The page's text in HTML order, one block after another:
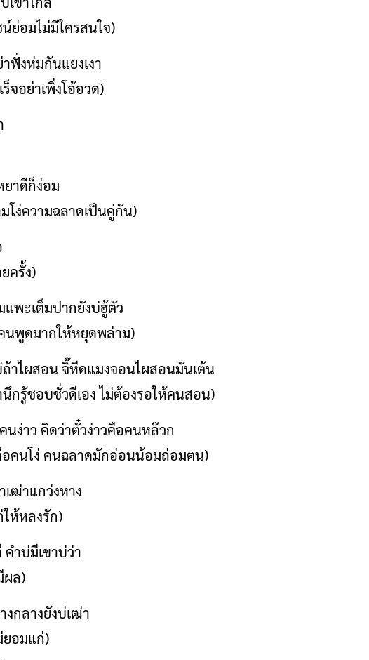
ย่อมไม่มีใครสนใจ)
ฟั่งห่มกันแยงเงา
จอย่าเพิ่งโอ้อวด)
าดีก็ง่อม
โง่ความฉลาดเป็นคู่กัน)
ครั้ง)
พะเต็มปากยังบ่ฮู้ตัว
นพูดมากให้หยุดพล่าม)
าไผสอน จิ๊หีดแมงจอนไผสอนมันเต้น
กรู้ชอบชั่วดีเอง ไม่ต้องรอให้คนสอน)
ง่าว คิดว่าตั๋วง่าวคือคนหล๊วก
คนโง่ คนฉลาดมักอ่อนน้อมถ่อมตน)
เฒ่าแกว่งหาง
ห้หลงรัก)
ำบ่มีเขาบ่ว่า
ผล)
งกลางยังบ่เฒ่า
ยอมแก่)